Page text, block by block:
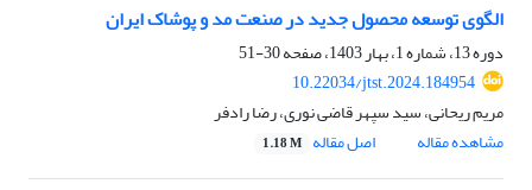
الگوی توسعه محصول جدید در صنعت مد و پوشاک ایران
دوره 13، شماره 1، بهار 1403، صفحه
30-51
10.22034/jtst.2024.184954
مریم ریحانی، سید سپهر قاضی نوری، رضا رادفر
مشاهده مقاله
اصل مقاله 1.18 M